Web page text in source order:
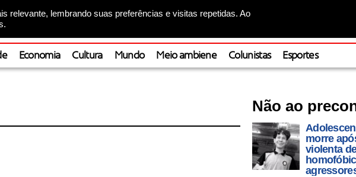
relevante, lembrando suas preferências e visitas repetidas. Ao
Economia Cultura Mundo Meio ambiene Colunistas Esportes
Não ao
morre
violenta